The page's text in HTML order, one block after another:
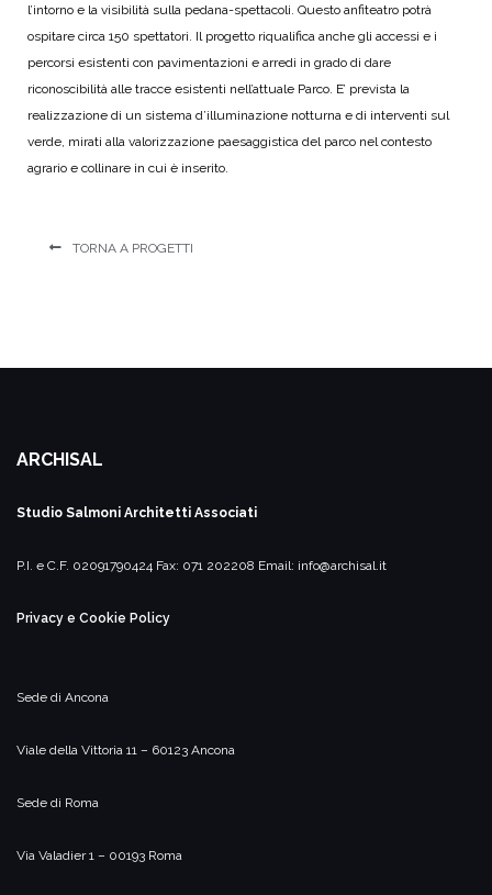
l’intorno e la visibilità sulla pedana-spettacoli. Questo anfiteatro potrà
ospitare circa 150 spettatori. Il progetto riqualifica anche gli accessi e i
percorsi esistenti con pavimentazioni e arredi in grado di dare
riconoscibilità alle tracce esistenti nell’attuale Parco. E’ prevista la
realizzazione di un sistema d’illuminazione notturna e di interventi sul
verde, mirati alla valorizzazione paesaggistica del parco nel contesto
agrario e collinare in cui è inserito.
TORNA A PROGETTI
ARCHISAL
Studio Salmoni Architetti Associati
P.I. e C.F. 02091790424 Fax: 071 202208 Email: info@archisal.it
Privacy e Cookie Policy
Sede di Ancona
Viale della Vittoria 11 – 60123 Ancona
Sede di Roma
Via Valadier 1 – 00193 Roma